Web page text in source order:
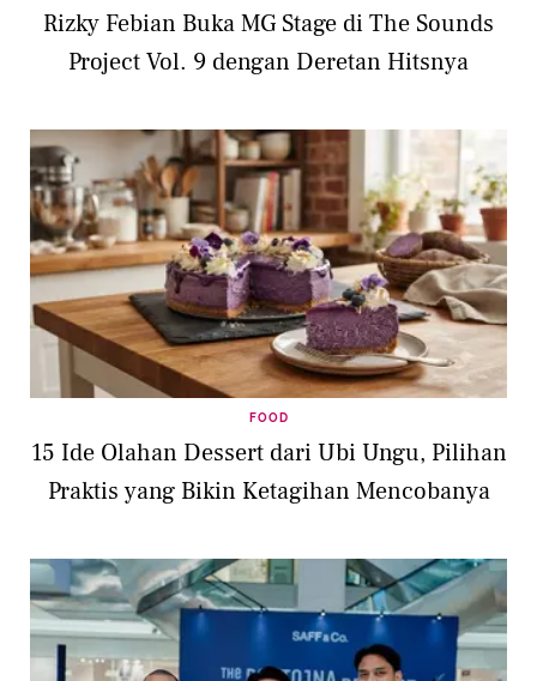
Rizky Febian Buka MG Stage di The Sounds
Project Vol. 9 dengan Deretan Hitsnya
FOOD
15 Ide Olahan Dessert dari Ubi Ungu, Pilihan
Praktis yang Bikin Ketagihan Mencobanya